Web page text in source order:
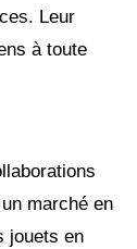
Leur
à toute
marché en
jouets en